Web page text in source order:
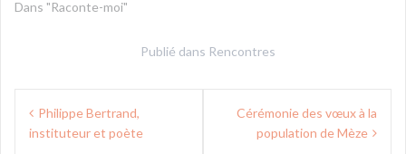
Dans "Raconte-moi"
Publié dans Rencontres
Navigation
de Philippe Bertrand,
instituteur et poète
Cérémonie des vœux à la
population de Mèze